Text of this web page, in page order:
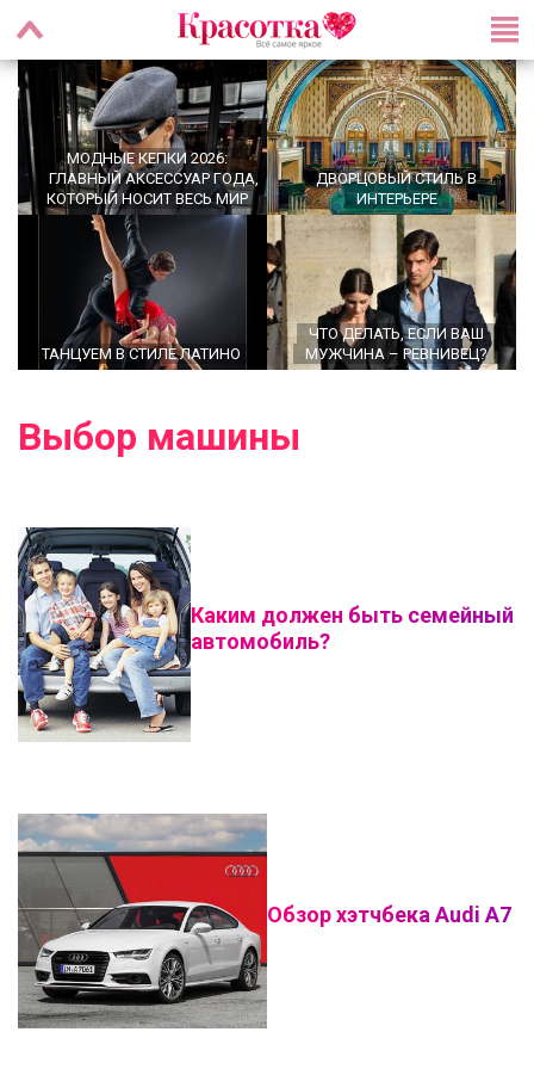
МОДНЫЕ КЕПКИ 2026:
ГЛАВНЫЙ АКСЕССУАР ГОДА,
КОТОРЫЙ НОСИТ ВЕСЬ МИР
ДВОРЦОВЫЙ СТИЛЬ В
ИНТЕРЬЕРЕ
ТАНЦУЕМ В СТИЛЕ ЛАТИНО
ЧТО ДЕЛАТЬ, ЕСЛИ ВАШ
МУЖЧИНА – РЕВНИВЕЦ?
Выбор машины
Каким должен быть семейный
автомобиль?
Обзор хэтчбека Audi A7